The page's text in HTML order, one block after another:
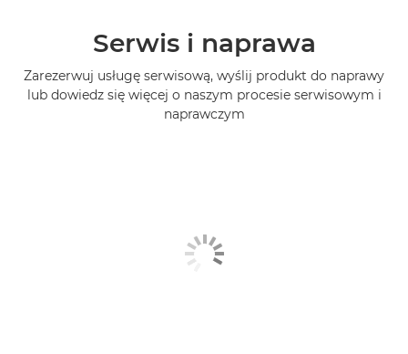
Serwis i naprawa
Zarezerwuj usługę serwisową, wyślij produkt do naprawy
lub dowiedz się więcej o naszym procesie serwisowym i
naprawczym